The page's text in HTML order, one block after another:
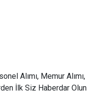
Alımı, Memur Alımı,
İlk Siz Haberdar Olun